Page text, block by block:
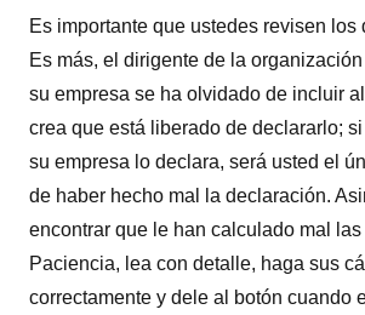
Es importante que ustedes revisen los
Es más, el dirigente de la
su empresa se ha olvidado de incluir
crea que está liberado de declararlo;
su empresa lo declara, será usted el
de haber hecho mal la declaración.
encontrar que le han calculado mal
Paciencia, lea con detalle, haga sus
correctamente y dele al botón cuando